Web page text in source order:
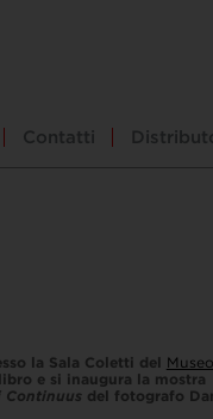
Contatti
la Sala Coletti del
e si inaugura la mostra
Continuus del fotografo